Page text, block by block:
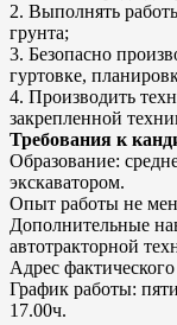
2. Выполнять
грунта;
3. Безопасно
гуртовке,
4. Производить
закрепленной
Требования к
Образование:
экскаватором.
Опыт работы не
Дополнительные
автотракторной
Адрес
График работы:
17.00ч.